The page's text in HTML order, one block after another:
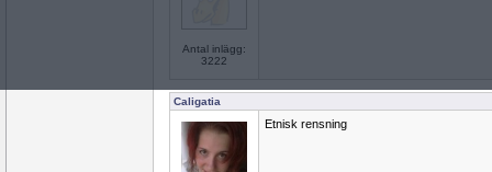
Antal inlägg:
3222
Caligatia
Etnisk rensning